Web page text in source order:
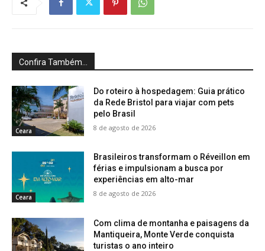
Confira Também...
Ceara
Do roteiro à hospedagem: Guia prático
da Rede Bristol para viajar com pets
pelo Brasil
8 de agosto de 2026
Ceara
Brasileiros transformam o Réveillon em
férias e impulsionam a busca por
experiências em alto-mar
8 de agosto de 2026
Com clima de montanha e paisagens da
Mantiqueira, Monte Verde conquista
turistas o ano inteiro